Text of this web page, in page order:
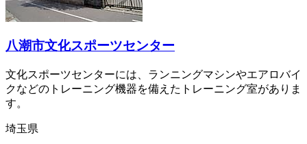
八潮市文化スポーツセンター
文化スポーツセンターには、ランニングマシンやエアロバイ
クなどのトレーニング機器を備えたトレーニング室がありま
す。
埼玉県